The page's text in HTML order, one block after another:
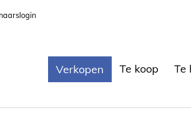
Verkopen Te koop Te